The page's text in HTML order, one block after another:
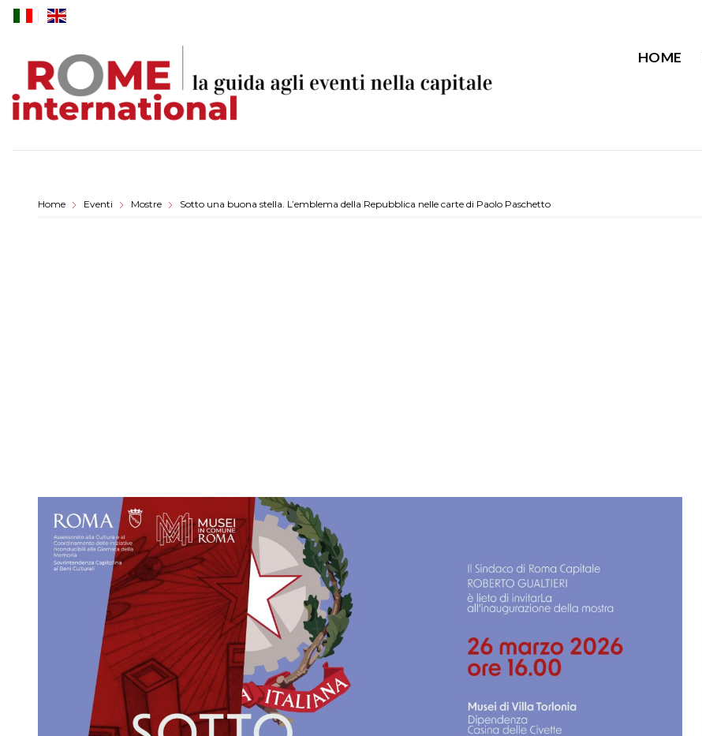
Skip
HOME
Home Eventi Mostre Sotto una buona stella. L’emblema della Repubblica nelle carte di Paolo Paschetto